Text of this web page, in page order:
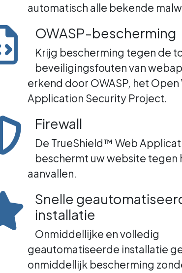
automatisch alle bekende
OWASP-bescherming
Krijg bescherming tegen de
beveiligingsfouten van
erkend door OWASP, het Open
Application Security Project.
Firewall
De TrueShield™ Web
beschermt uw website tegen
aanvallen.
Snelle
installatie
Onmiddellijke en volledig
geautomatiseerde installatie
onmiddellijk bescherming